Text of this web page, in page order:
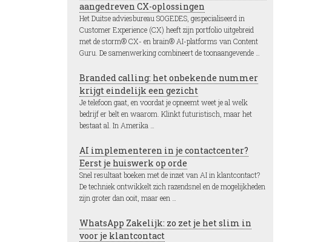
aangedreven CX-oplossingen
Het Duitse adviesbureau SOGEDES, gespecialiseerd in
Customer Experience (CX) heeft zijn portfolio uitgebreid
met de storm® CX- en brain® AI-platforms van Content
Guru. De samenwerking combineert de toonaangevende …
Branded calling: het onbekende nummer
krijgt eindelijk een gezicht
Je telefoon gaat, en voordat je opneemt weet je al welk
bedrijf er belt en waarom. Klinkt futuristisch, maar het
bestaat al. In Amerika …
AI implementeren in je contactcenter?
Eerst je huiswerk op orde
Snel resultaat boeken met de inzet van AI in klantcontact?
De techniek ontwikkelt zich razendsnel en de mogelijkheden
zijn groter dan ooit, maar een …
WhatsApp Zakelijk: zo zet je het slim in
voor je klantcontact